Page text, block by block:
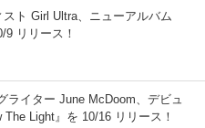
ト Girl Ultra、ニューアルバム
9 リリース！
ライター June McDoom、デビュ
Light』を 10/16 リリース！